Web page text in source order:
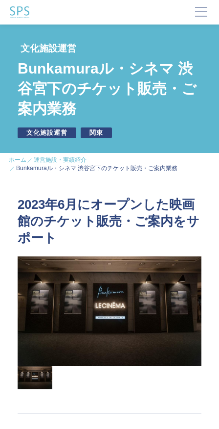
TOP
SPSが選ばれる理由
事業内容と提供サービス
企業・ブランドの価値向上
企業施設運営
企業施設コンサルティング
イベント企画・運営
サステナビリティ活動
ビジネスサポート
文化施設運営
指定管理
文化施設コンサルティング
事業企画制作
サービスDX・デジタル活用
運営施設・実績紹介
運営施設
実績紹介
採用情報
企業情報
企業理念
文化施設運営
Bunkamuraル・シネマ 渋
谷宮下のチケット販売・ご
案内業務
文化施設運営 関東
ホーム
運営施設・実績紹介
Bunkamuraル・シネマ 渋谷宮下のチケット販売・ご案内業務
2023年6月にオープンした映画
館のチケット販売・ご案内をサ
ポート